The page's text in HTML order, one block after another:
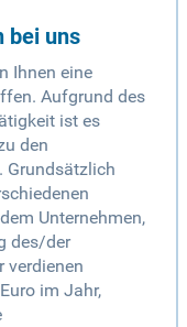
bei uns
Ihnen eine
Aufgrund des
ist es
den
Grundsätzlich
Unternehmen,
des/der
verdienen
im Jahr,